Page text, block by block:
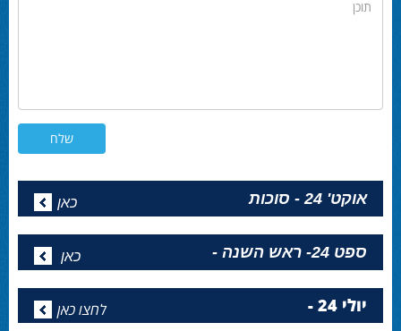
אוקט' 24 - סוכות כאן
ספט 24- ראש השנה - כאן
יולי 24 - לחצו כאן